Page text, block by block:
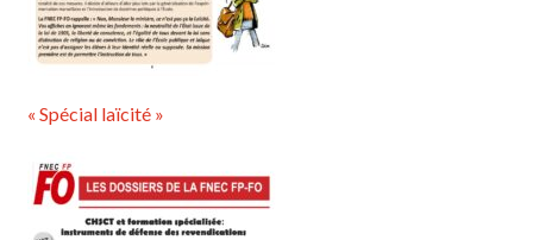
« Spécial laïcité »